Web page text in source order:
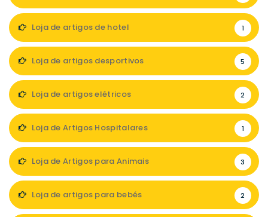
Loja de artigos de hotel 1
Loja de artigos desportivos 5
Loja de artigos elétricos 2
Loja de Artigos Hospitalares 1
Loja de Artigos para Animais 3
Loja de artigos para bebés 2